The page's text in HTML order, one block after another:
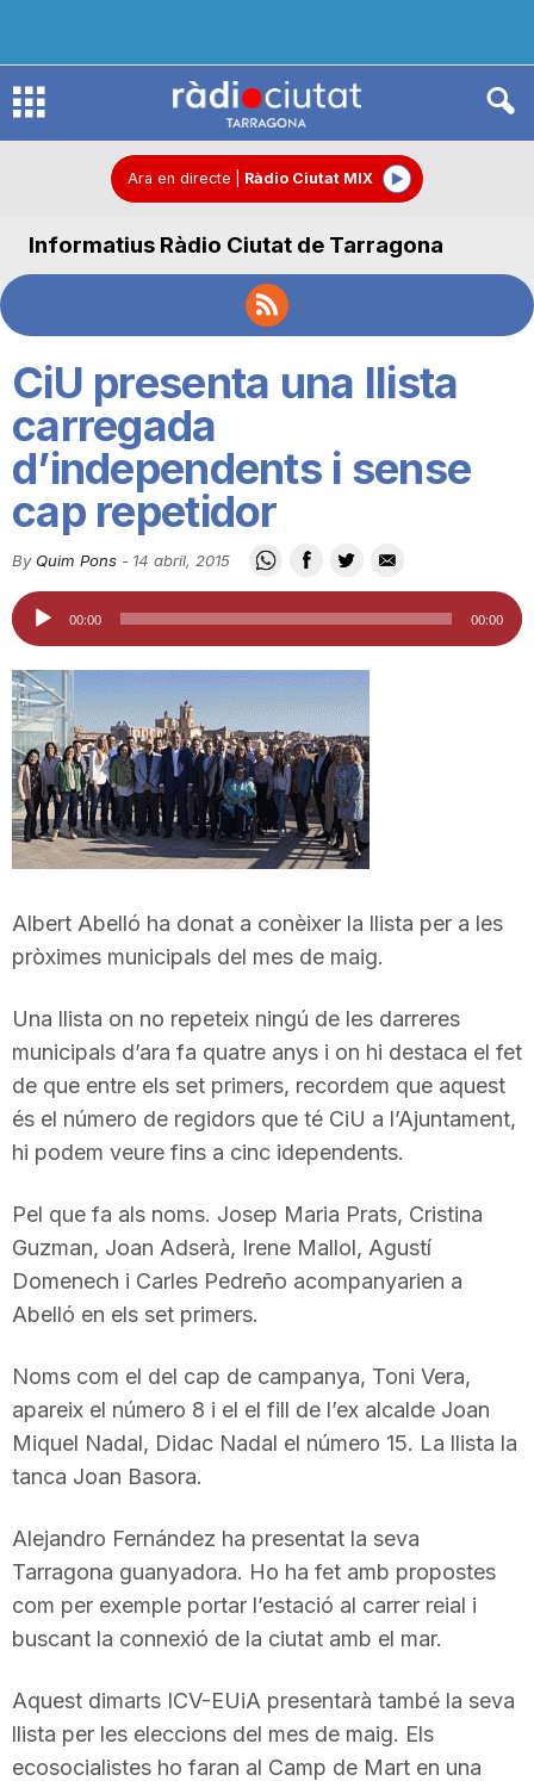
R
d
C
i
t
a
t
e
T
r
r
g
o
a
Ara en directe Ràdio Ciutat MIX
Informatius Ràdio Ciutat de Tarragona
CiU presenta una llista
carregada
d’independents i sense
cap repetidor
By Quim Pons - 14 abril, 2015
Reproductor
d'àudio
00:00 00:00
Albert Abelló ha donat a conèixer la llista per a les
pròximes municipals del mes de maig.
Una llista on no repeteix ningú de les darreres
municipals d’ara fa quatre anys i on hi destaca el fet
de que entre els set primers, recordem que aquest
és el número de regidors que té CiU a l’Ajuntament,
hi podem veure fins a cinc idependents.
Pel que fa als noms. Josep Maria Prats, Cristina
Guzman, Joan Adserà, Irene Mallol, Agustí
Domenech i Carles Pedreño acompanyarien a
Abelló en els set primers.
Noms com el del cap de campanya, Toni Vera,
apareix el número 8 i el el fill de l’ex alcalde Joan
Miquel Nadal, Didac Nadal el número 15. La llista la
tanca Joan Basora.
Alejandro Fernández ha presentat la seva
Tarragona guanyadora. Ho ha fet amb propostes
com per exemple portar l’estació al carrer reial i
buscant la connexió de la ciutat amb el mar.
Aquest dimarts ICV-EUiA presentarà també la seva
llista per les eleccions del mes de maig. Els
ecosocialistes ho faran al Camp de Mart en una